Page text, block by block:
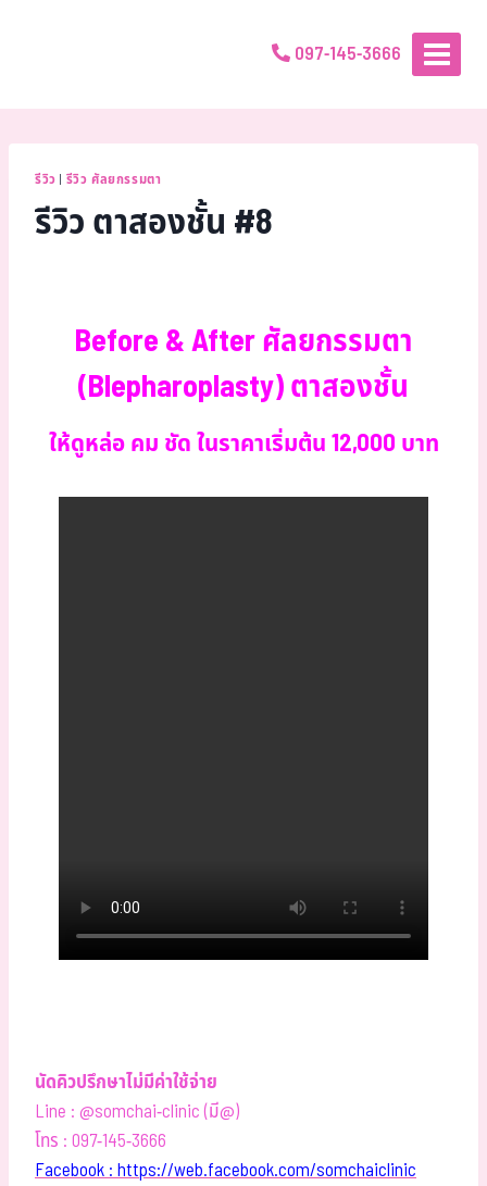
097-145-3666
รีวิว | รีวิว ศัลยกรรมตา
รีวิว ตาสองชั้น #8
Before & After ศัลยกรรมตา
(Blepharoplasty) ตาสองชั้น
ให้ดูหล่อ คม ชัด ในราคาเริ่มต้น 12,000 บาท
นัดคิวปรึกษาไม่มีค่าใช้จ่าย
Line : @somchai-clinic (มี@)
โทร : 097-145-3666
Facebook : https://web.facebook.com/somchaiclinic